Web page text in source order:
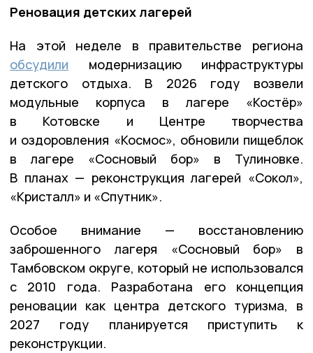
Реновация детских лагерей
На этой неделе в правительстве региона
обсудили модернизацию инфраструктуры
детского отдыха. В 2026 году возвели
модульные корпуса в лагере «Костёр»
в Котовске и Центре творчества
и оздоровления «Космос», обновили пищеблок
в лагере «Сосновый бор» в Тулиновке.
В планах — реконструкция лагерей «Сокол»,
«Кристалл» и «Спутник».
Особое внимание — восстановлению
заброшенного лагеря «Сосновый бор» в
Тамбовском округе, который не использовался
с 2010 года. Разработана его концепция
реновации как центра детского туризма, в
2027 году планируется приступить к
реконструкции.